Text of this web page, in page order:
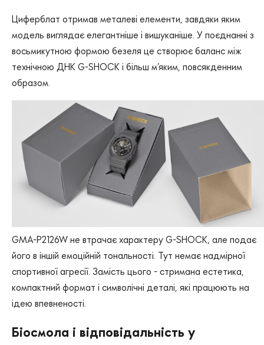
Циферблат отримав металеві елементи, завдяки яким
модель виглядає елегантніше і вишуканіше. У поєднанні з
восьмикутною формою безеля це створює баланс між
технічною ДНК G-SHOCK і більш м’яким, повсякденним
образом.
GMA-P2126W не втрачає характеру G-SHOCK, але подає
його в іншій емоційній тональності. Тут немає надмірної
спортивної агресії. Замість цього - стримана естетика,
компактний формат і символічні деталі, які працюють на
ідею впевненості.
Біосмола і відповідальність у